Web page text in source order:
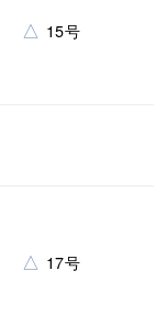
△ 15号
△ 17号